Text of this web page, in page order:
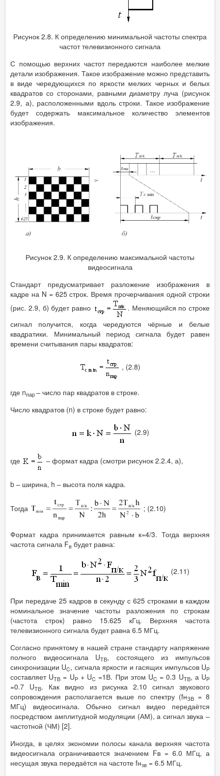
Рисунок 2.8. К определению минимальной частоты спектра
частот телевизионного сигнала
С помощью верхних частот передаются наиболее мелкие
детали изображения. Такое изображение можно представить
в виде чередующихся по яркости мелких черных и белых
квадратов со сторонами, равными диаметру луча (рисунок
2.9, а), расположенными вдоль строки. Такое изображение
будет содержать максимальное количество элементов
изображения.
Рисунок 2.9. К определению максимальной частоты
видеосигнала
Стандарт предусматривает разложение изображения в
кадре на N = 625 строк. Время прочерчивания одной строки
(рис. 2.9, б) будет равно
. Меняющийся по строке
сигнал получится, когда чередуются чёрные и белые
квадратики. Минимальный период сигнала будет равен
времени считывания пары квадратов:
, (2.8)
где nпар – число пар квадратов в строке.
Число квадратов (n) в строке будет равно:
(2.9)
где – формат кадра (смотри рисунок 2.2.4, а),
b – ширина, h – высота поля кадра.
Тогда ; (2.10)
Формат кадра принимается равным к=4/3. Тогда верхняя
частота сигнала Fв будет равна:
(2.11)
При передаче 25 кадров в секунду с 625 строками в каждом
номинальное значение частоты разложения по строкам
(частота строк) равно 15.625 кГц. Верхняя частота
телевизионного сигнала будет равна 6.5 МГц.
Согласно принятому в нашей стране стандарту напряжение
полного видеосигнала UТВ, состоящего из импульсов
синхронизации UC, сигнала яркости и гасящих импульсов UP
составляет UТВ = UP+ UC =1В. При этом UC = 0.3 UТВ, а UP
=0.7 UТВ. Как видно из рисунка 2.10 сигнал звукового
сопровождения располагается выше по спектру (fнЗВ= 8
МГц) видеосигнала. Обычно сигнал видео передаётся
посредством амплитудной модуляции (АМ), а сигнал звука –
частотной (ЧМ) [2].
Иногда, в целях экономии полосы канала верхняя частота
видеосигнала ограничивается значением Fв = 6.0 МГц, а
несущая звука передаётся на частоте fнзв = 6.5 МГц.